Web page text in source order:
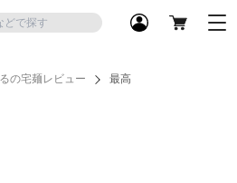
の宅麺レビュー 最高